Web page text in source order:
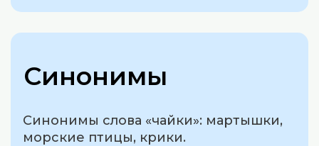
Синонимы
Синонимы слова «чайки»: мартышки,
морские птицы, крики.